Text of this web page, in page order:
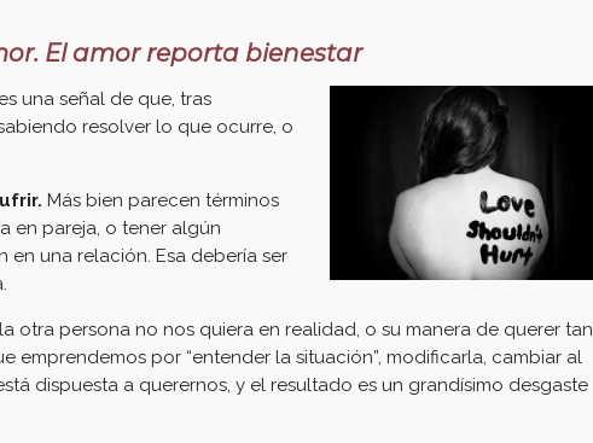
El amor reporta bienestar
una señal de que, tras
resolver lo que ocurre, o
Más bien parecen términos
en pareja, o tener algún
una relación. Esa debería ser
persona no nos quiera en realidad, o su manera de querer tan
por “entender la situación”, modificarla, cambiar al
dispuesta a querernos, y el resultado es un grandísimo desgaste